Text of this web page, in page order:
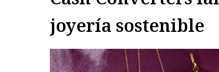
joyería sostenible